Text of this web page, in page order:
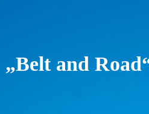
„Belt and